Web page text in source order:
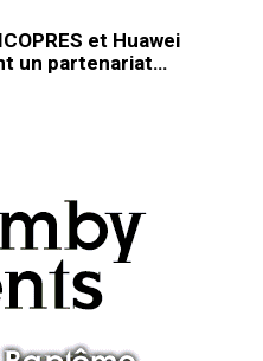
et Huawei
un partenariat…